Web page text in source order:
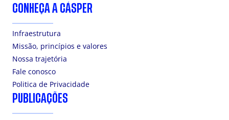
CONHEÇA A CÁSPER
Infraestrutura
Missão, princípios e valores
Nossa trajetória
Fale conosco
Politica de Privacidade
PUBLICAÇÕES